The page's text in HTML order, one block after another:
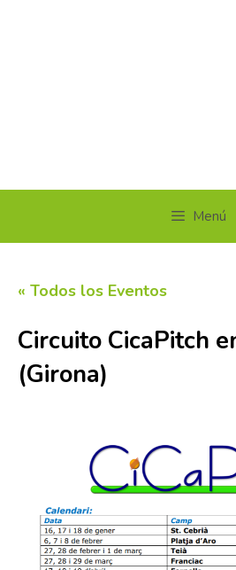
Menú
« Todos los Eventos
Circuito CicaPitch
(Girona)